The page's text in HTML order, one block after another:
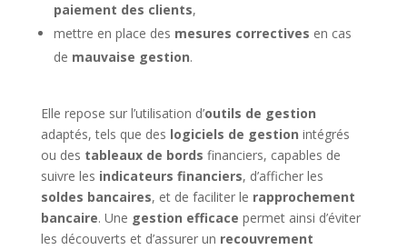
paiement des clients,
mettre en place des mesures correctives en cas
de mauvaise gestion.
Elle repose sur l’utilisation d’outils de gestion
adaptés, tels que des logiciels de gestion intégrés
ou des tableaux de bords financiers, capables de
suivre les indicateurs financiers, d’afficher les
soldes bancaires, et de faciliter le rapprochement
bancaire. Une gestion efficace permet ainsi d’éviter
les découverts et d’assurer un recouvrement